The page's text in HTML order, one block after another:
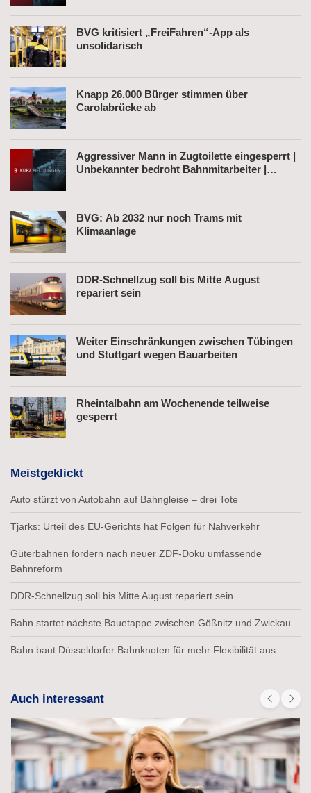
BVG kritisiert „FreiFahren“-App als
unsolidarisch
Knapp 26.000 Bürger stimmen über
Carolabrücke ab
Aggressiver Mann in Zugtoilette eingesperrt |
Unbekannter bedroht Bahnmitarbeiter |
BVG: Ab 2032 nur noch Trams mit
Klimaanlage
DDR-Schnellzug soll bis Mitte August
repariert sein
Weiter Einschränkungen zwischen Tübingen
und Stuttgart wegen Bauarbeiten
Rheintalbahn am Wochenende teilweise
gesperrt
Meistgeklickt
Auto stürzt von Autobahn auf Bahngleise – drei Tote
Tjarks: Urteil des EU-Gerichts hat Folgen für Nahverkehr
Güterbahnen fordern nach neuer ZDF-Doku umfassende
Bahnreform
DDR-Schnellzug soll bis Mitte August repariert sein
Bahn startet nächste Bauetappe zwischen Gößnitz und Zwickau
Bahn baut Düsseldorfer Bahnknoten für mehr Flexibilität aus
Auch interessant